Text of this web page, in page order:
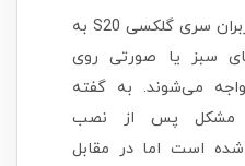
کاربران سری گلکسی S20 به
سبز یا صورتی روی
می‌شوند. به گفته
مشکل پس از نصب
است اما در مقابل